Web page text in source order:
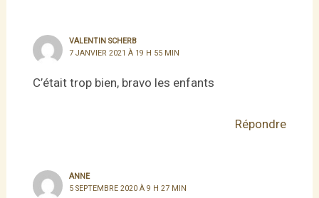
VALENTIN SCHERB
7 JANVIER 2021 À 19 H 55 MIN
C’était trop bien, bravo les enfants
Répondre
ANNE
5 SEPTEMBRE 2020 À 9 H 27 MIN